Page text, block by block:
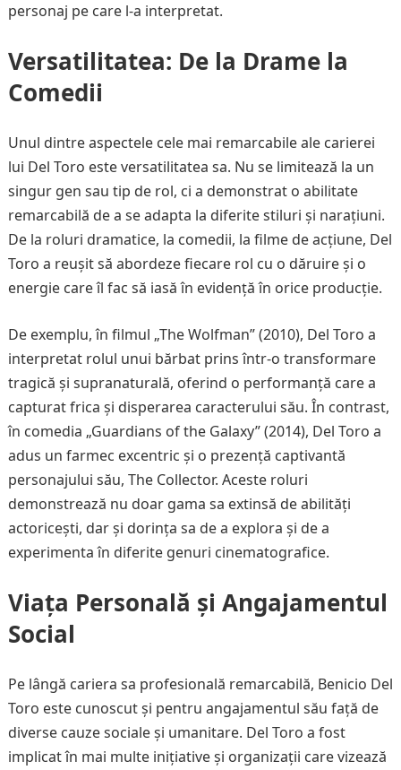
personaj pe care l-a interpretat.
Versatilitatea: De la Drame la
Comedii
Unul dintre aspectele cele mai remarcabile ale carierei
lui Del Toro este versatilitatea sa. Nu se limitează la un
singur gen sau tip de rol, ci a demonstrat o abilitate
remarcabilă de a se adapta la diferite stiluri și narațiuni.
De la roluri dramatice, la comedii, la filme de acțiune, Del
Toro a reușit să abordeze fiecare rol cu o dăruire și o
energie care îl fac să iasă în evidență în orice producție.
De exemplu, în filmul „The Wolfman” (2010), Del Toro a
interpretat rolul unui bărbat prins într-o transformare
tragică și supranaturală, oferind o performanță care a
capturat frica și disperarea caracterului său. În contrast,
în comedia „Guardians of the Galaxy” (2014), Del Toro a
adus un farmec excentric și o prezență captivantă
personajului său, The Collector. Aceste roluri
demonstrează nu doar gama sa extinsă de abilități
actoricești, dar și dorința sa de a explora și de a
experimenta în diferite genuri cinematografice.
Viața Personală și Angajamentul
Social
Pe lângă cariera sa profesională remarcabilă, Benicio Del
Toro este cunoscut și pentru angajamentul său față de
diverse cauze sociale și umanitare. Del Toro a fost
implicat în mai multe inițiative și organizații care vizează